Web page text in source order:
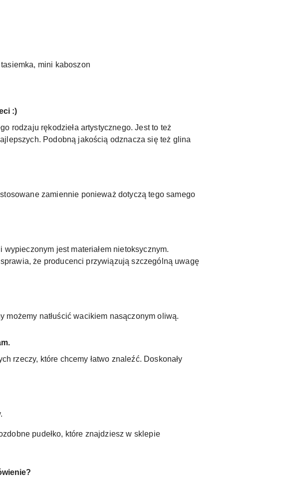
mini kaboszon
:)
rodzaju rękodzieła artystycznego. Jest to też
Podobną jakością odznacza się też glina
zamiennie ponieważ dotyczą tego samego
jest materiałem nietoksycznym.
że producenci przywiązują szczególną uwagę
natłuścić wacikiem nasączonym oliwą.
rzeczy, które chcemy łatwo znaleźć. Doskonały
pudełko, które znajdziesz w sklepie